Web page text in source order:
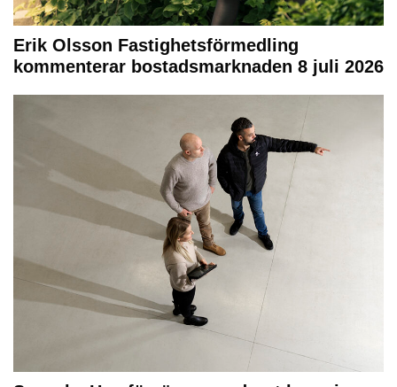
Erik Olsson Fastighetsförmedling
kommenterar bostadsmarknaden 8 juli 2026